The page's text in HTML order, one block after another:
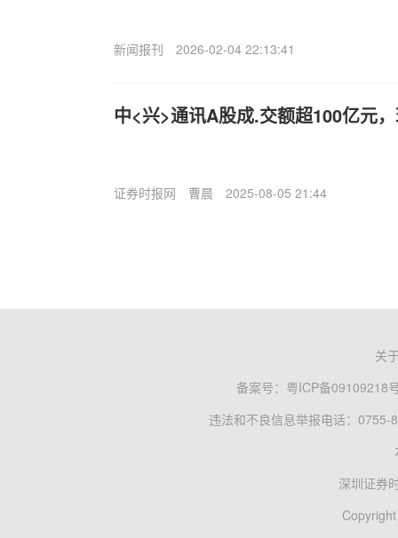
新闻报刊 2026-02-04 22:13:41
中<兴>通讯A股成.交额超100亿元
证券时报网 曹晨 2025-08-05 21:44
关
备案号： 粤ICP备09109218
违法和不良信息举报电话：0755-
深圳证券